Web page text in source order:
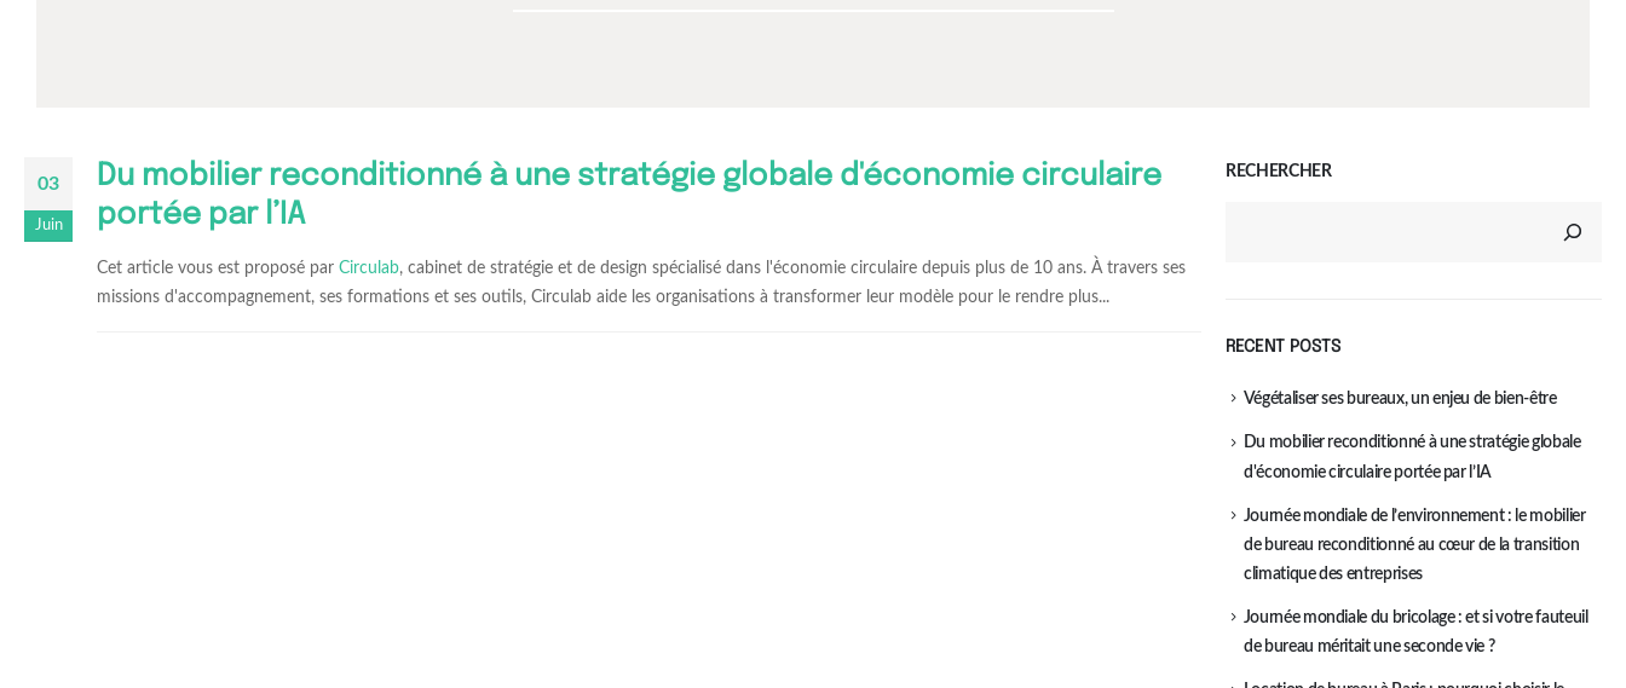
03
Juin
Du mobilier reconditionné à une stratégie globale d'économie circulaire
portée par l’IA
Cet article vous est proposé par Circulab, cabinet de stratégie et de design spécialisé dans l'économie circulaire depuis plus de 10 ans. À travers ses
missions d'accompagnement, ses formations et ses outils, Circulab aide les organisations à transformer leur modèle pour le rendre plus...
RECHERCHER
RECENT POSTS
Végétaliser ses bureaux, un enjeu de bien-être
Du mobilier reconditionné à une stratégie globale
d'économie circulaire portée par l’IA
Journée mondiale de l’environnement : le mobilier
de bureau reconditionné au cœur de la transition
climatique des entreprises
Journée mondiale du bricolage : et si votre fauteuil
de bureau méritait une seconde vie ?